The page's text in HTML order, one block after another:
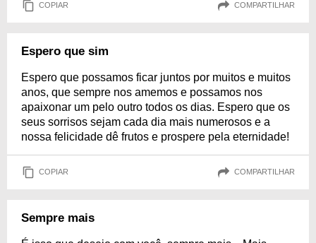
COPIAR COMPARTILHAR
Espero que sim
Espero que possamos ficar juntos por muitos e muitos
anos, que sempre nos amemos e possamos nos
apaixonar um pelo outro todos os dias. Espero que os
seus sorrisos sejam cada dia mais numerosos e a
nossa felicidade dê frutos e prospere pela eternidade!
COPIAR COMPARTILHAR
Sempre mais